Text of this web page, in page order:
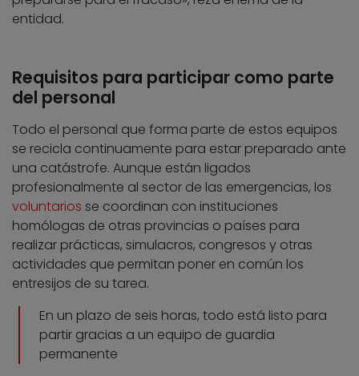
entidad.
Requisitos para participar como parte
del personal
Todo el personal que forma parte de estos equipos
se recicla continuamente para estar preparado ante
una catástrofe. Aunque están ligados
profesionalmente al sector de las emergencias, los
voluntarios se coordinan con instituciones
homólogas de otras provincias o países para
realizar prácticas, simulacros, congresos y otras
actividades que permitan poner en común los
entresijos de su tarea.
En un plazo de seis horas, todo está listo para
partir gracias a un equipo de guardia
permanente